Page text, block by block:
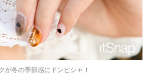
が冬の季節感にドンピシャ！